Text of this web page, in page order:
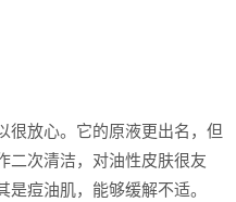
很放心。它的原液更出名，但
二次清洁，对油性皮肤很友
痘油肌，能够缓解不适。